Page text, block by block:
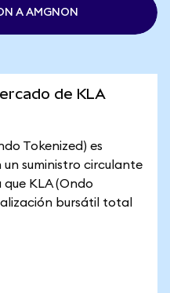
A AMGNON
de KLA
Tokenized) es
un suministro circulante
KLA (Ondo
bursátil total